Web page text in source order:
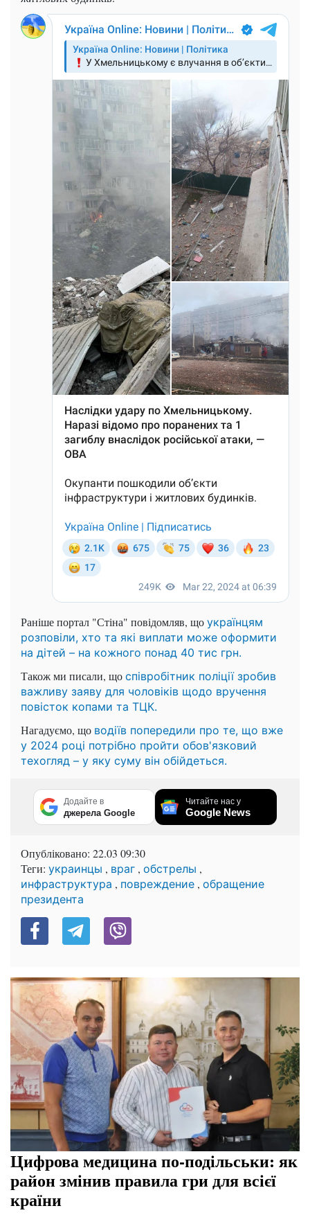
Раніше портал "Стіна" повідомляв, що українцям
розповіли, хто та які виплати може оформити
на дітей – на кожного понад 40 тис грн.
Також ми писали, що співробітник поліції зробив
важливу заяву для чоловіків щодо вручення
повісток копами та ТЦК.
Нагадуємо, що водіїв попередили про те, що вже
у 2024 році потрібно пройти обов'язковий
техогляд – у яку суму він обійдеться.
Додайте в
джерела Google
Читайте нас у
Google News
Опубліковано: 22.03 09:30
Теги: украинцы , враг , обстрелы ,
инфраструктура , повреждение , обращение
президента
Цифрова медицина по-подільськи: як
район змінив правила гри для всієї
країни